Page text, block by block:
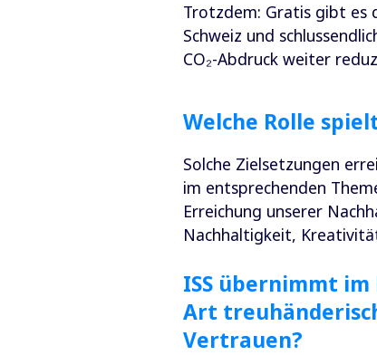
Trotzdem: Gratis gibt es
Schweiz und
CO₂-Abdruck weiter
Welche Rolle
Solche Zielsetzungen
im entsprechenden
Erreichung unserer
Nachhaltigkeit,
ISS übernimmt
Art
Vertrauen?